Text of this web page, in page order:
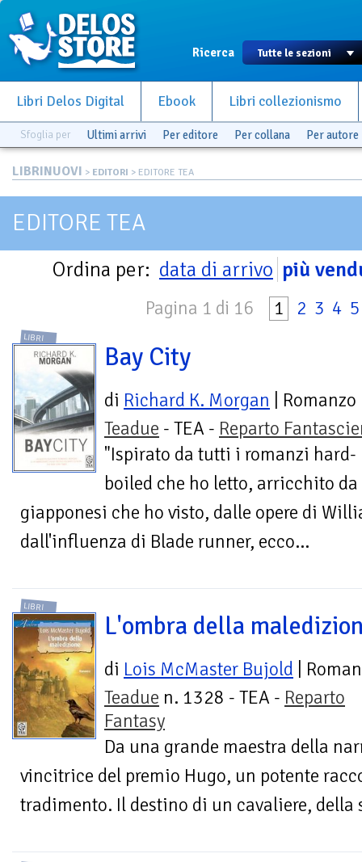
Ricerca
Libri Delos Digital Ebook Libri collezionismo
Sfoglia per Ultimi arrivi Per editore Per collana Per autore
LIBRINUOVI > EDITORI > EDITORE TEA
EDITORE TEA
Ordina per: data di arrivo più
Pagina 1 di 16 1 2 3 4 5
LIBRI
Bay City
di Richard K. Morgan | Romanzo
Teadue - TEA - Reparto
"Ispirato da tutti i romanzi hard-
boiled che ho letto, arricchito
giapponesi che ho visto, dalle opere di
dall'influenza di Blade runner, ecco...
LIBRI
L'ombra della
di Lois McMaster Bujold |
Teadue n. 1328 - TEA - Reparto
Fantasy
Da una grande maestra della
vincitrice del premio Hugo, un potente
tradimento. Il destino di un cavaliere, della